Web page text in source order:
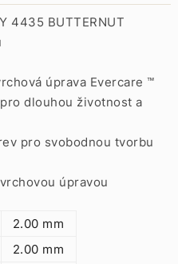
4435 BUTTERNUT
úprava Evercare ™
dlouhou životnost a
pro svobodnou tvorbu
úpravou
2.00 mm
2.00 mm